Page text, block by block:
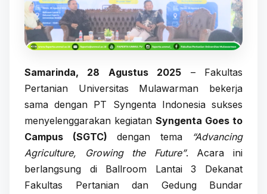
Samarinda, 28 Agustus 2025 – Fakultas
Pertanian Universitas Mulawarman bekerja
sama dengan PT Syngenta Indonesia sukses
menyelenggarakan kegiatan Syngenta Goes to
Campus (SGTC) dengan tema
“Advancing
Agriculture, Growing the Future”. Acara ini
berlangsung di Ballroom Lantai 3 Dekanat
Fakultas Pertanian dan Gedung Bundar